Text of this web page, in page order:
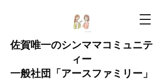
佐賀唯一のシンママコミュニテ
ィー
一般社団「アースファミリー」